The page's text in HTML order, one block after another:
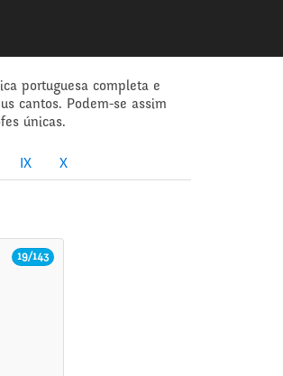
portuguesa completa e
cantos. Podem-se assim
únicas.
IX X
19/143